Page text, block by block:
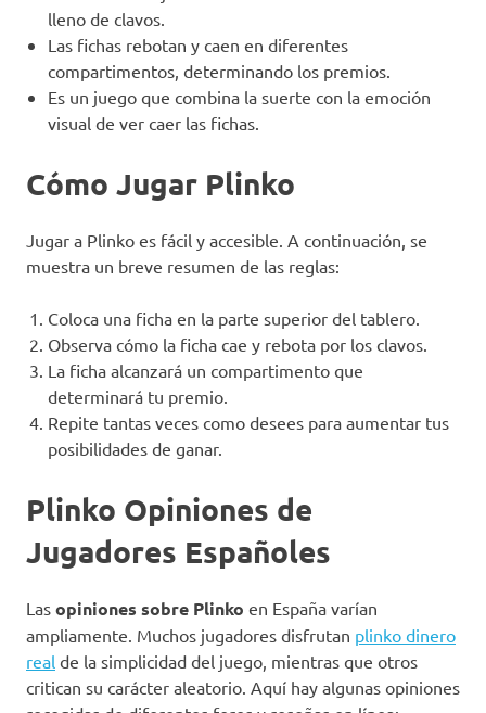
lleno de clavos.
Las fichas rebotan y caen en diferentes
compartimentos, determinando los premios.
Es un juego que combina la suerte con la emoción
visual de ver caer las fichas.
Cómo Jugar Plinko
Jugar a Plinko es fácil y accesible. A continuación, se
muestra un breve resumen de las reglas:
Coloca una ficha en la parte superior del tablero.
Observa cómo la ficha cae y rebota por los clavos.
La ficha alcanzará un compartimento que
determinará tu premio.
Repite tantas veces como desees para aumentar tus
posibilidades de ganar.
Plinko Opiniones de
Jugadores Españoles
Las opiniones sobre Plinko en España varían
ampliamente. Muchos jugadores disfrutan plinko dinero
real de la simplicidad del juego, mientras que otros
critican su carácter aleatorio. Aquí hay algunas opiniones